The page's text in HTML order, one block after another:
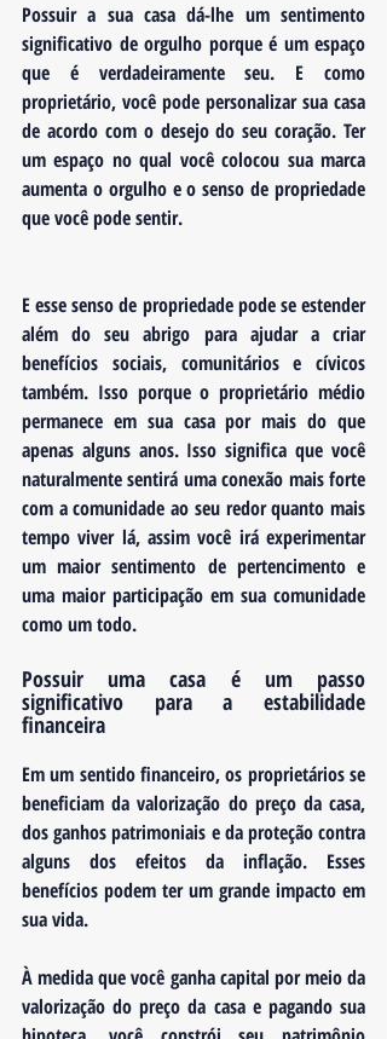
Possuir a sua casa dá-lhe um sentimento
significativo de orgulho porque é um espaço
que é verdadeiramente seu. E como
proprietário, você pode personalizar sua casa
de acordo com o desejo do seu coração. Ter
um espaço no qual você colocou sua marca
aumenta o orgulho e o senso de propriedade
que você pode sentir.
E esse senso de propriedade pode se estender
além do seu abrigo para ajudar a criar
benefícios sociais, comunitários e cívicos
também. Isso porque o proprietário médio
permanece em sua casa por mais do que
apenas alguns anos. Isso significa que você
naturalmente sentirá uma conexão mais forte
com a comunidade ao seu redor quanto mais
tempo viver lá, assim você irá experimentar
um maior sentimento de pertencimento e
uma maior participação em sua comunidade
como um todo.
Possuir uma casa é um passo
significativo para a estabilidade
financeira
Em um sentido financeiro, os proprietários se
beneficiam da valorização do preço da casa,
dos ganhos patrimoniais e da proteção contra
alguns dos efeitos da inflação. Esses
benefícios podem ter um grande impacto em
sua vida.
À medida que você ganha capital por meio da
valorização do preço da casa e pagando sua